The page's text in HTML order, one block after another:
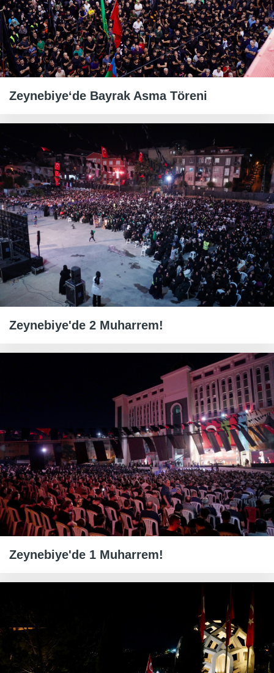
Zeynebiye‘de Bayrak Asma Töreni
Zeynebiye'de 2 Muharrem!
Zeynebiye'de 1 Muharrem!